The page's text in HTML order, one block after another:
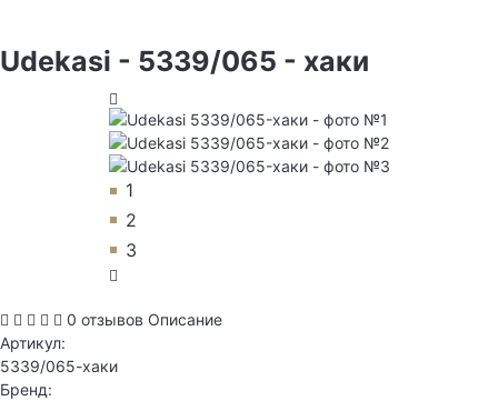
Udekasi - 5339/065 - хаки
1
2
3
0 отзывов Описание
Артикул:
5339/065-хаки
Бренд: